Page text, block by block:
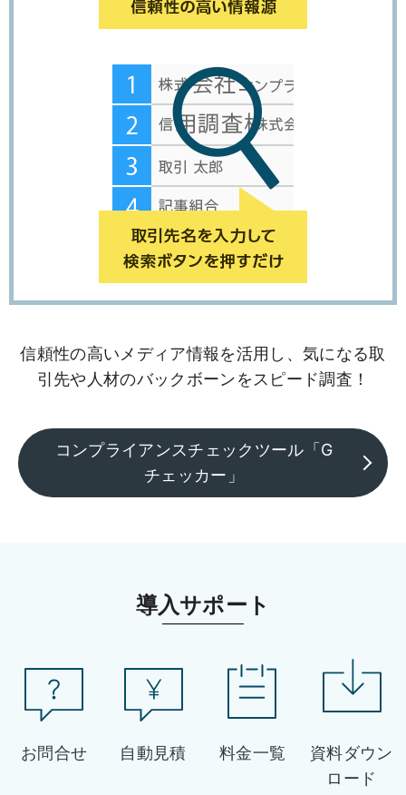
信頼性の高いメディア情報を活用し、気になる取
引先や人材のバックボーンをスピード調査！
コンプライアンスチェックツール「G
チェッカー」
導入サポート
お問合せ 自動見積 料金一覧
資料ダウン
ロード